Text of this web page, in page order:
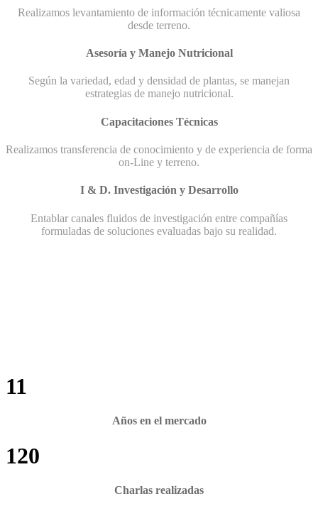
Realizamos levantamiento de información técnicamente valiosa
desde terreno.
Asesoría y Manejo Nutricional
Según la variedad, edad y densidad de plantas, se manejan
estrategias de manejo nutricional.
Capacitaciones Técnicas
Realizamos transferencia de conocimiento y de experiencia de forma
on-Line y terreno.
I & D. Investigación y Desarrollo
Entablar canales fluidos de investigación entre compañías
formuladas de soluciones evaluadas bajo su realidad.
11
Años en el mercado
120
Charlas realizadas